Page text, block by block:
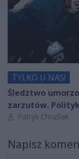
TYLKO U NAS!
Śledztwo
zarzutów.
Autor artykułu:
Patryk Chruślak
Napisz